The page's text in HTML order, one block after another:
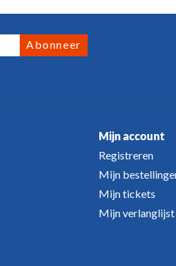
Abonneer
Mijn account
Registreren
Mijn
Mijn tickets
Mijn verlanglijst